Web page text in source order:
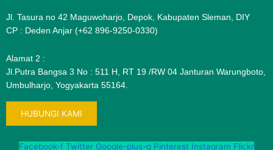
Jl. Tasura no 42 Maguwoharjo, Depok, Kabupaten Sleman, DIY
CP : Deden Anjar (+62 896-9250-0330)
Alamat 2 :
Jl.Putra Bangsa 3 No : 511 H, RT 19 /RW 04 Janturan Warungboto,
Umbulharjo, Yogyakarta 55164.
HUBUNGI KAMI
Facebook-f Twitter Google-plus-g Pinterest Instagram Flickr